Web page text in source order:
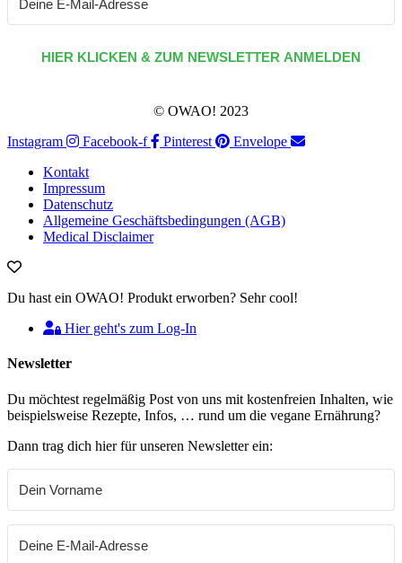
HIER KLICKEN & ZUM NEWSLETTER ANMELDEN
© OWAO! 2023
Instagram
Facebook-f Pinterest
Envelope
Kontakt
Impressum
Datenschutz
Allgemeine Geschäftsbedingungen (AGB)
Medical Disclaimer
Du hast ein OWAO! Produkt erworben? Sehr cool!
Hier geht's zum Log-In
Newsletter
Du möchtest regelmäßig Post von uns mit kostenfreien Inhalten, wie
beispielsweise Rezepte, Infos, … rund um die vegane Ernährung?
Dann trag dich hier für unseren Newsletter ein: